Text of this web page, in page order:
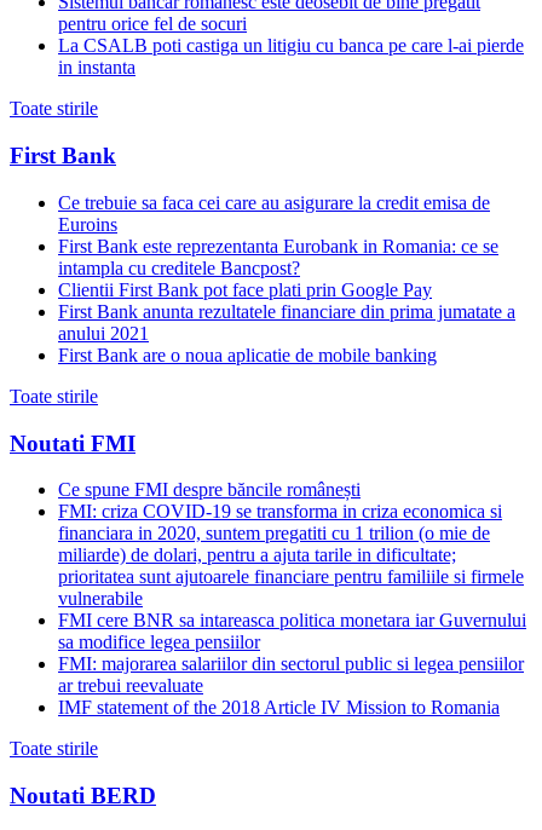
pentru orice fel de socuri
La CSALB poti castiga un litigiu cu banca pe care l-ai pierde
in instanta
Toate stirile
First Bank
Ce trebuie sa faca cei care au asigurare la credit emisa de
Euroins
First Bank este reprezentanta Eurobank in Romania: ce se
intampla cu creditele Bancpost?
Clientii First Bank pot face plati prin Google Pay
First Bank anunta rezultatele financiare din prima jumatate a
anului 2021
First Bank are o noua aplicatie de mobile banking
Toate stirile
Noutati FMI
Ce spune FMI despre băncile românești
FMI: criza COVID-19 se transforma in criza economica si
financiara in 2020, suntem pregatiti cu 1 trilion (o mie de
miliarde) de dolari, pentru a ajuta tarile in dificultate;
prioritatea sunt ajutoarele financiare pentru familiile si firmele
vulnerabile
FMI cere BNR sa intareasca politica monetara iar Guvernului
sa modifice legea pensiilor
FMI: majorarea salariilor din sectorul public si legea pensiilor
ar trebui reevaluate
IMF statement of the 2018 Article IV Mission to Romania
Toate stirile
Noutati BERD